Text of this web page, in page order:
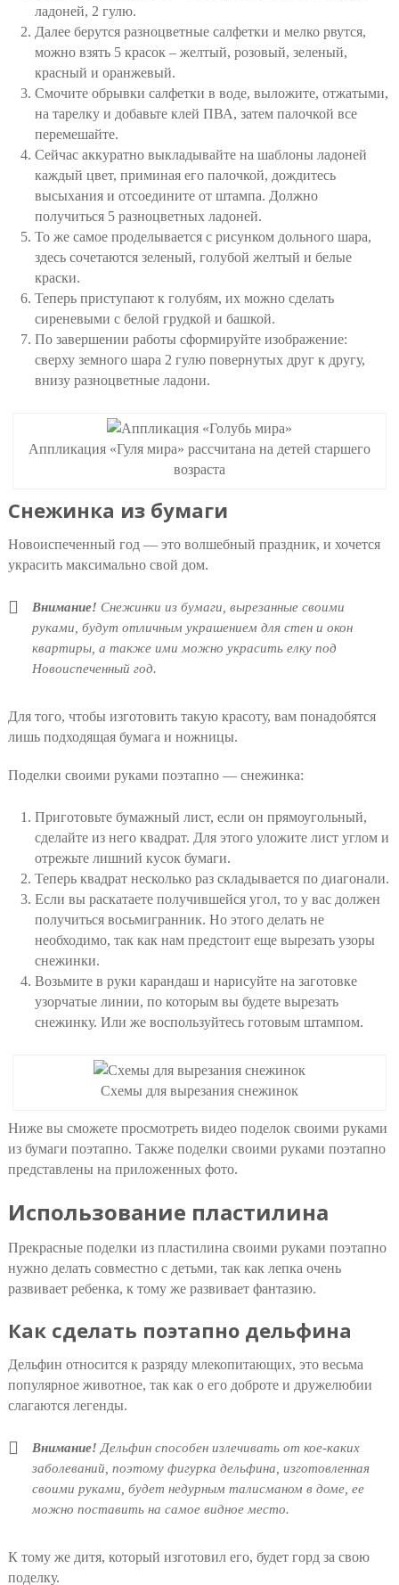
ладоней, 2 гулю.
Далее берутся разноцветные салфетки и мелко рвутся,
можно взять 5 красок – желтый, розовый, зеленый,
красный и оранжевый.
Смочите обрывки салфетки в воде, выложите, отжатыми,
на тарелку и добавьте клей ПВА, затем палочкой все
перемешайте.
Сейчас аккуратно выкладывайте на шаблоны ладоней
каждый цвет, приминая его палочкой, дождитесь
высыхания и отсоедините от штампа. Должно
получиться 5 разноцветных ладоней.
То же самое проделывается с рисунком дольного шара,
здесь сочетаются зеленый, голубой желтый и белые
краски.
Теперь приступают к голубям, их можно сделать
сиреневыми с белой грудкой и башкой.
По завершении работы сформируйте изображение:
сверху земного шара 2 гулю повернутых друг к другу,
внизу разноцветные ладони.
Аппликация «Гуля мира» рассчитана на детей старшего
возраста
Снежинка из бумаги
Новоиспеченный год — это волшебный праздник, и хочется
украсить максимально свой дом.
Внимание! Снежинки из бумаги, вырезанные своими
руками, будут отличным украшением для стен и окон
квартиры, а также ими можно украсить елку под
Новоиспеченный год.
Для того, чтобы изготовить такую красоту, вам понадобятся
лишь подходящая бумага и ножницы.
Поделки своими руками поэтапно — снежинка:
Приготовьте бумажный лист, если он прямоугольный,
сделайте из него квадрат. Для этого уложите лист углом и
отрежьте лишний кусок бумаги.
Теперь квадрат несколько раз складывается по диагонали.
Если вы раскатаете получившейся угол, то у вас должен
получиться восьмигранник. Но этого делать не
необходимо, так как нам предстоит еще вырезать узоры
снежинки.
Возьмите в руки карандаш и нарисуйте на заготовке
узорчатые линии, по которым вы будете вырезать
снежинку. Или же воспользуйтесь готовым штампом.
Схемы для вырезания снежинок
Ниже вы сможете просмотреть видео поделок своими руками
из бумаги поэтапно. Также поделки своими руками поэтапно
представлены на приложенных фото.
Использование пластилина
Прекрасные поделки из пластилина своими руками поэтапно
нужно делать совместно с детьми, так как лепка очень
развивает ребенка, к тому же развивает фантазию.
Как сделать поэтапно дельфина
Дельфин относится к разряду млекопитающих, это весьма
популярное животное, так как о его доброте и дружелюбии
слагаются легенды.
Внимание! Дельфин способен излечивать от кое-каких
заболеваний, поэтому фигурка дельфина, изготовленная
своими руками, будет недурным талисманом в доме, ее
можно поставить на самое видное место.
К тому же дитя, который изготовил его, будет горд за свою
поделку.